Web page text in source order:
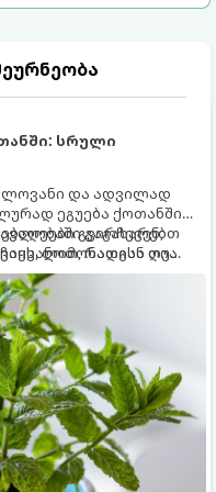
სრული
და ადვილად
ეგუება ქოთანში
გვირჩევენ,
რადგან ღია
ძალიან
ავიწროებს.
გაგახარებთ
ლიმონათისა თუ